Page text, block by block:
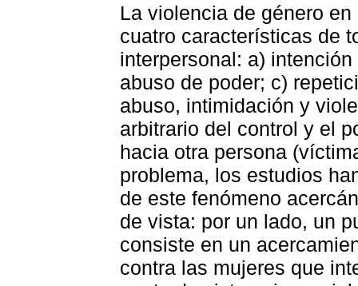
La violencia de género
cuatro características de
interpersonal: a)
abuso de poder; c)
abuso, intimidación y
arbitrario del control y el
hacia otra persona
problema, los estudios
de este fenómeno
de vista: por un lado, un
consiste en un
contra las mujeres que